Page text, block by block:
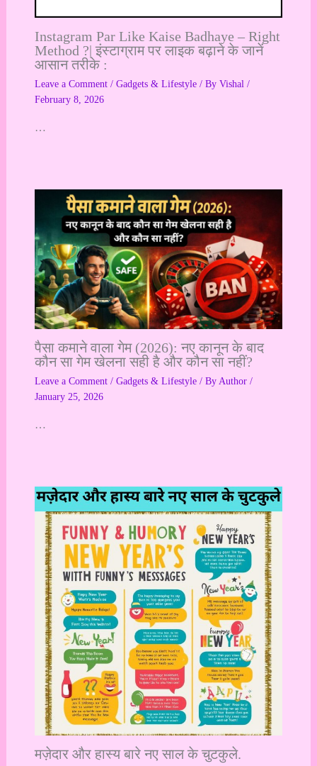
Instagram Par Like Kaise Badhaye – Right
Method ?| इंस्टाग्राम पर लाइक बढ़ाने के जानें
आसान तरीके :
Leave a Comment / Gadgets & Lifestyle/ By Vishal /
February 8, 2026
…
पैसा कमाने वाला गेम (2026): नए कानून के बाद
कौन सा गेम खेलना सही है और कौन सा नहीं?
Leave a Comment / Gadgets & Lifestyle/ By Author /
January 25, 2026
…
मज़ेदार और हास्य बारे नए साल के चुटकुले.